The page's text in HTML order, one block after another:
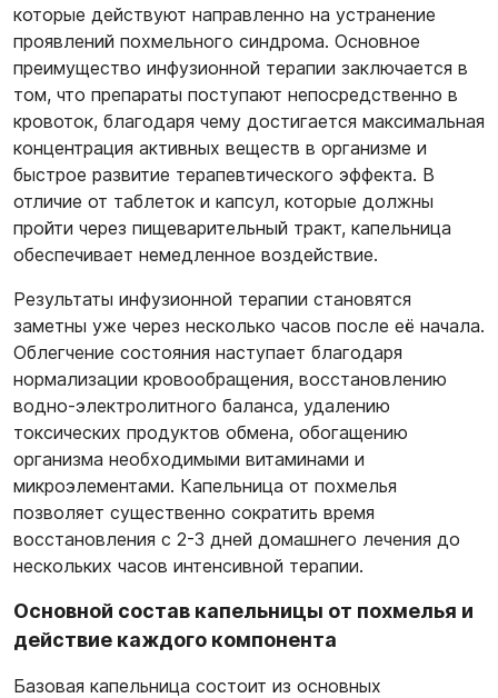
которые действуют направленно на устранение
проявлений похмельного синдрома. Основное
преимущество инфузионной терапии заключается в
том, что препараты поступают непосредственно в
кровоток, благодаря чему достигается максимальная
концентрация активных веществ в организме и
быстрое развитие терапевтического эффекта. В
отличие от таблеток и капсул, которые должны
пройти через пищеварительный тракт, капельница
обеспечивает немедленное воздействие.
Результаты инфузионной терапии становятся
заметны уже через несколько часов после её начала.
Облегчение состояния наступает благодаря
нормализации кровообращения, восстановлению
водно-электролитного баланса, удалению
токсических продуктов обмена, обогащению
организма необходимыми витаминами и
микроэлементами. Капельница от похмелья
позволяет существенно сократить время
восстановления с 2-3 дней домашнего лечения до
нескольких часов интенсивной терапии.
Основной состав капельницы от похмелья и
действие каждого компонента
Базовая капельница состоит из основных